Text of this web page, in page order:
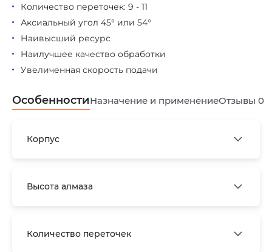
Количество переточек: 9 - 11
Аксиальный угол 45° или 54°
Наивысший ресурс
Наилучшее качество обработки
Увеличенная скорость подачи
ОсобенностиНазначение и применениеОтзывы 0
Корпус
Высота алмаза
Количество переточек